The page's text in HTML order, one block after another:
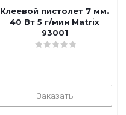
Клеевой пистолет 7 мм.
40 Вт 5 г/мин Matrix
93001
Заказать